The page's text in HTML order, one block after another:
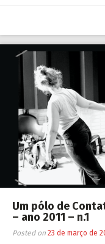
Um pólo de
– ano 2011 – n.1
Posted on 23 de março de